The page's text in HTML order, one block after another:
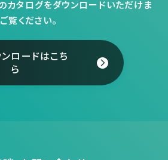
タログをダウンロードいただけま
覧ください。
ロードはこち
ら